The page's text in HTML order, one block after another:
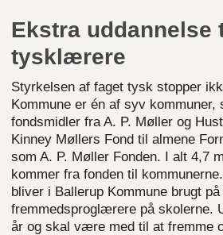
Ekstra uddannelse
tysklærere
Styrkelsen af faget tysk stopper
Kommune er én af syv kommuner,
fondsmidler fra A. P. Møller og
Kinney Møllers Fond til almene
som A. P. Møller Fonden. I alt 4,7
kommer fra fonden til
bliver i Ballerup Kommune brugt
fremmedsproglærere på skolerne.
år og skal være med til at fremme